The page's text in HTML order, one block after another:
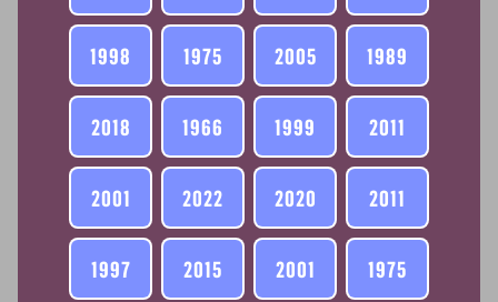
1998 1975 2005 1989
2018 1966 1999 2011
2001 2022 2020 2011
1997 2015 2001 1975